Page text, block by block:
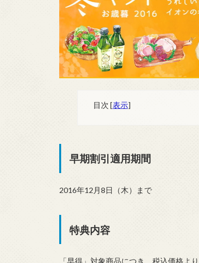
目次 [表示]
早期割引適用期間
2016年12月8日（木）まで
特典内容
「早得」対象商品につき、税込価格より